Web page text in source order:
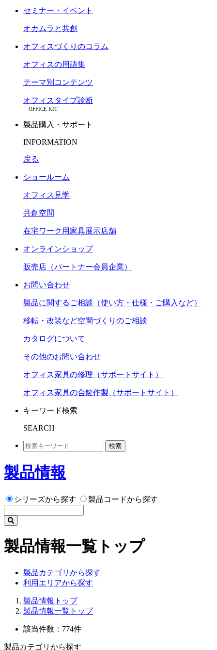
セミナー・イベント
オカムラと共創
オフィスづくりのコラム
オフィスの用語集
テーマ別コンテンツ
オフィスタイプ診断
OFFICE KIT
製品購入・サポート
INFORMATION
戻る
ショールーム
オフィス見学
共創空間
在宅ワーク用家具展示店舗
オンラインショップ
販売店（パートナー会員企業）
お問い合わせ
製品に関するご相談（使い方・仕様・ご購入など）
移転・改装など空間づくりのご相談
カタログについて
その他のお問い合わせ
オフィス家具の修理（サポートサイト）
オフィス家具の合鍵作製（サポートサイト）
キーワード検索
SEARCH
検索
製品情報
シリーズから探す 製品コードから探す
製品情報一覧トップ
製品カテゴリから探す
利用エリアから探す
製品情報トップ
製品情報一覧トップ
該当件数：774件
製品カテゴリから探す